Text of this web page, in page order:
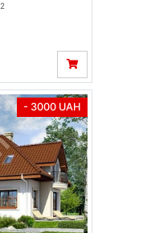
2
- 3000 UAH